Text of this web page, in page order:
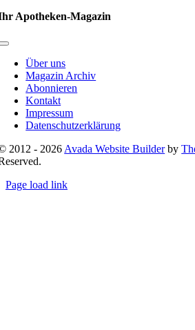
Apotheken-Magazin
Toggle
NavigationÜber uns
Magazin Archiv
Abonnieren
Kontakt
Impressum
Datenschutzerklärung
2012 - 2026 Avada Website Builderby
Page load link